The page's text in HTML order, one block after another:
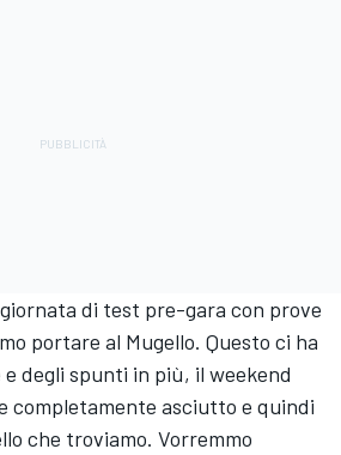
di test pre-gara con prove
portare al Mugello. Questo ci ha
degli spunti in più, il weekend
completamente asciutto e quindi
che troviamo. Vorremmo